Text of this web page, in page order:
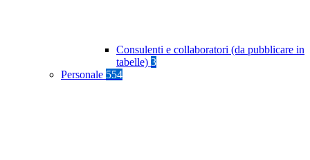
Consulenti e collaboratori (da pubblicare in
tabelle) 3
Personale 554